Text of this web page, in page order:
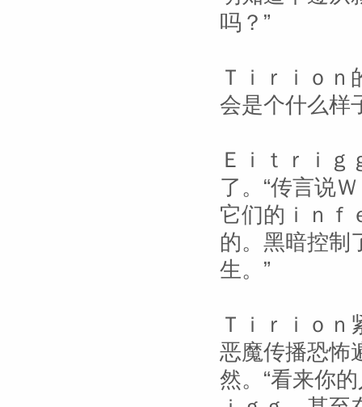
吗？”
Ｔｉｒｉｏ
会是个什么样
Ｅｉｔｒｉｇ
了。“传言说
它们的ｉｎｆ
的。黑暗控制
生。”
Ｔｉｒｉｏ
恶魔传播恐怖
然。“看来你